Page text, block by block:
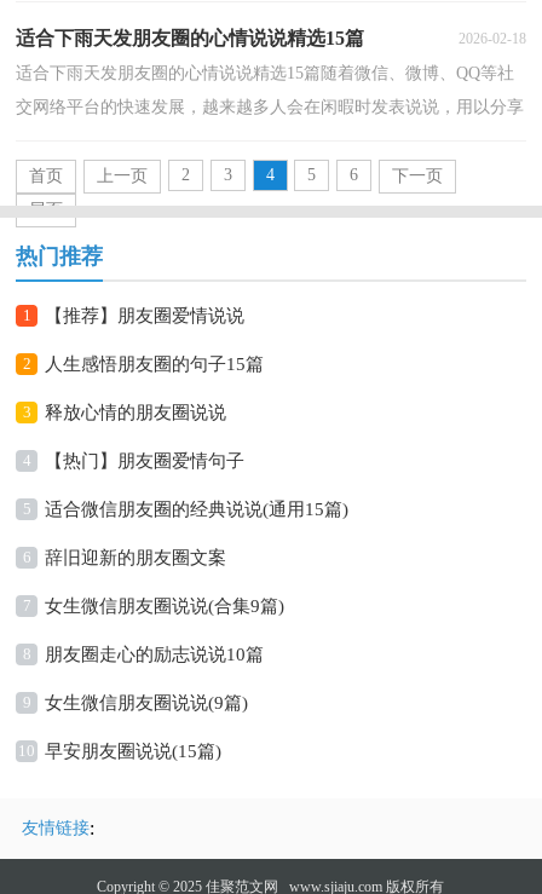
适合下雨天发朋友圈的心情说说精选15篇 2026-02-18
适合下雨天发朋友圈的心情说说精选15篇随着微信、微博、QQ等社
交网络平台的快速发展，越来越多人会在闲暇时发表说说，用以分享
首页
上一页 2 3 4 5 6
下一页
尾页
热门推荐
1 【推荐】朋友圈爱情说说
2 人生感悟朋友圈的句子15篇
3 释放心情的朋友圈说说
4 【热门】朋友圈爱情句子
5 适合微信朋友圈的经典说说(通用15篇)
6 辞旧迎新的朋友圈文案
7 女生微信朋友圈说说(合集9篇)
8 朋友圈走心的励志说说10篇
9 女生微信朋友圈说说(9篇)
10 早安朋友圈说说(15篇)
友情链接:
Copyright © 2025佳聚范文网 www.sjiaju.com 版权所有